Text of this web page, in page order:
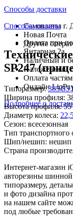
Способы доставки
Самовывоз г.
Новая Почта
Другие
Способы оплаты
Оплата при
Янтарная 2а
Наличный и
Наложенный
Оплата
Онлайн
Подробнее о
SP247
Типоразмер:385/55
Ширина профиля:
Высота профиля:55
Диаметр колеса:
Сезон: всесезонная
Тип транспортного
Шип/нешип: нешип
Страна
Интернет-магазин
авторезины
типоразмеру,
и фото дизайна
на нашем сайте
под любые